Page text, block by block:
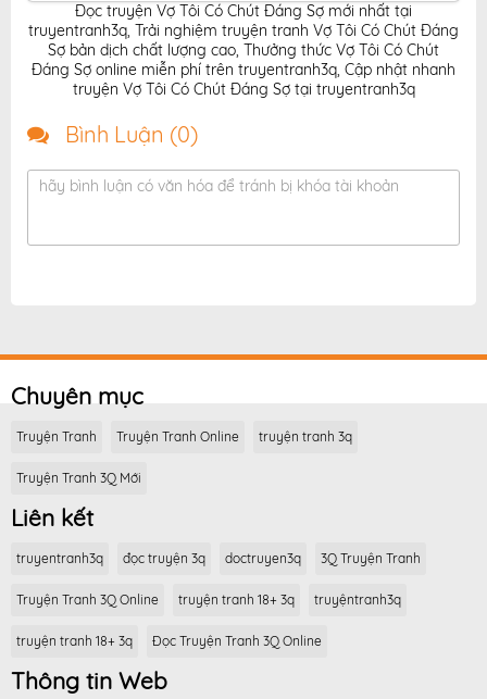
Đọc truyện Vợ Tôi Có Chút Đáng Sợ mới nhất tại
truyentranh3q, Trải nghiệm truyện tranh Vợ Tôi Có Chút Đáng
Sợ bản dịch chất lượng cao, Thưởng thức Vợ Tôi Có Chút
Đáng Sợ online miễn phí trên truyentranh3q, Cập nhật nhanh
truyện Vợ Tôi Có Chút Đáng Sợ tại truyentranh3q
Bình Luận (0)
hãy bình luận có văn hóa để tránh bị khóa tài khoản
Chuyên mục
Truyện Tranh Truyện Tranh Online truyện tranh 3q
Truyện Tranh 3Q Mới
Liên kết
truyentranh3q đọc truyện 3q doctruyen3q 3Q Truyện Tranh
Truyện Tranh 3Q Online truyện tranh 18+ 3q truyệntranh3q
truyện tranh 18+ 3q Đọc Truyện Tranh 3Q Online
Thông tin Web